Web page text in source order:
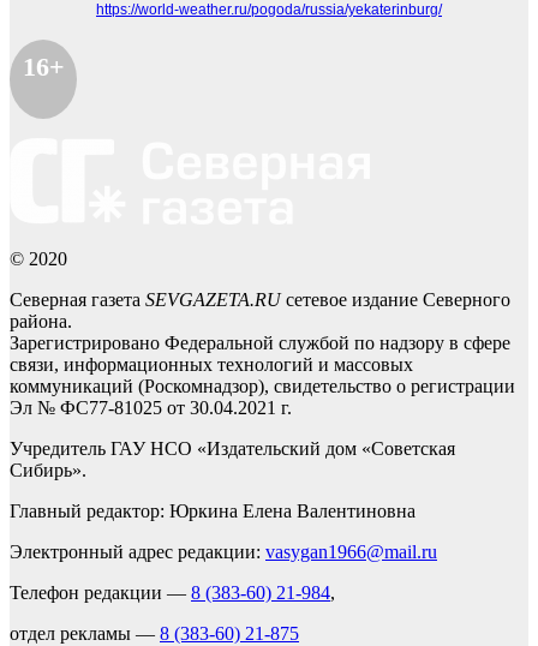
https://world-weather.ru/pogoda/russia/yekaterinburg/
16+
© 2020
Северная газета SEVGAZETA.RUсетевое издание Северного
района.
Зарегистрировано Федеральной службой по надзору в сфере
связи, информационных технологий и массовых
коммуникаций (Роскомнадзор), свидетельство о регистрации
Эл № ФС77-81025 от 30.04.2021 г.
Учредитель ГАУ НСО «Издательский дом «Советская
Сибирь».
Главный редактор: Юркина Елена Валентиновна
Электронный адрес редакции: vasygan1966@mail.ru
Телефон редакции — 8 (383-60) 21-984,
отдел рекламы — 8 (383-60) 21-875